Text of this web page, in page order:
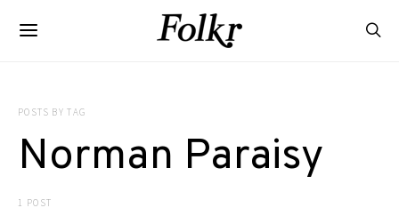
POSTS BY TAG
Norman Paraisy
1 POST